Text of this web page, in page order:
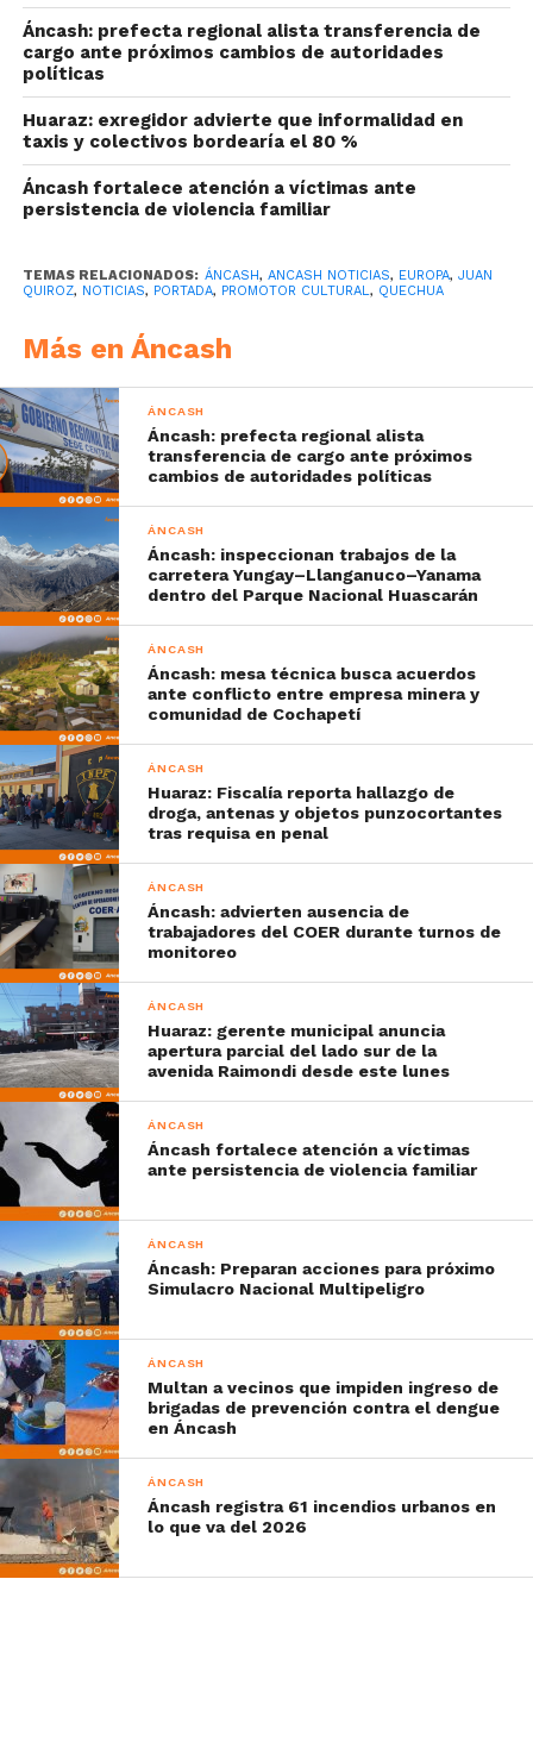
Áncash: prefecta regional alista transferencia de
cargo ante próximos cambios de autoridades
políticas
Huaraz: exregidor advierte que informalidad en
taxis y colectivos bordearía el 80 %
Áncash fortalece atención a víctimas ante
persistencia de violencia familiar
TEMAS RELACIONADOS: ÁNCASH, ANCASH NOTICIAS, EUROPA, JUAN
QUIROZ, NOTICIAS, PORTADA, PROMOTOR CULTURAL, QUECHUA
Más en Áncash
ÁNCASH
Áncash: prefecta regional alista
transferencia de cargo ante próximos
cambios de autoridades políticas
ÁNCASH
Áncash: inspeccionan trabajos de la
carretera Yungay–Llanganuco–Yanama
dentro del Parque Nacional Huascarán
ÁNCASH
Áncash: mesa técnica busca acuerdos
ante conflicto entre empresa minera y
comunidad de Cochapetí
ÁNCASH
Huaraz: Fiscalía reporta hallazgo de
droga, antenas y objetos punzocortantes
tras requisa en penal
ÁNCASH
Áncash: advierten ausencia de
trabajadores del COER durante turnos de
monitoreo
ÁNCASH
Huaraz: gerente municipal anuncia
apertura parcial del lado sur de la
avenida Raimondi desde este lunes
ÁNCASH
Áncash fortalece atención a víctimas
ante persistencia de violencia familiar
ÁNCASH
Áncash: Preparan acciones para próximo
Simulacro Nacional Multipeligro
ÁNCASH
Multan a vecinos que impiden ingreso de
brigadas de prevención contra el dengue
en Áncash
ÁNCASH
Áncash registra 61 incendios urbanos en
lo que va del 2026